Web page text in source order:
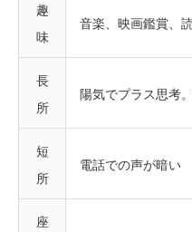
趣
味
音楽、映画鑑賞、
長
所
陽気でプラス思考
短
所
電話での声が暗い
座